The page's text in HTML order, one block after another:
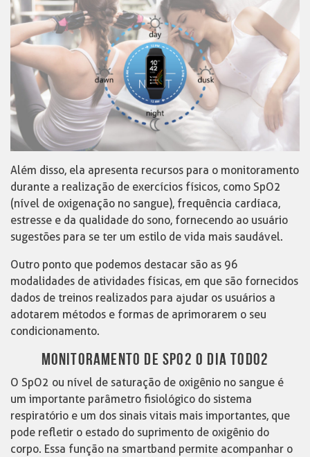
Além disso, ela apresenta recursos para o monitoramento
durante a realização de exercícios físicos, como SpO2
(nível de oxigenação no sangue), frequência cardíaca,
estresse e da qualidade do sono, fornecendo ao usuário
sugestões para se ter um estilo de vida mais saudável.
Outro ponto que podemos destacar são as 96
modalidades de atividades físicas, em que são fornecidos
dados de treinos realizados para ajudar os usuários a
adotarem métodos e formas de aprimorarem o seu
condicionamento.
MONITORAMENTO DE SPO2 O DIA TODO2
O SpO2 ou nível de saturação de oxigênio no sangue é
um importante parâmetro fisiológico do sistema
respiratório e um dos sinais vitais mais importantes, que
pode refletir o estado do suprimento de oxigênio do
corpo. Essa função na smartband permite acompanhar o